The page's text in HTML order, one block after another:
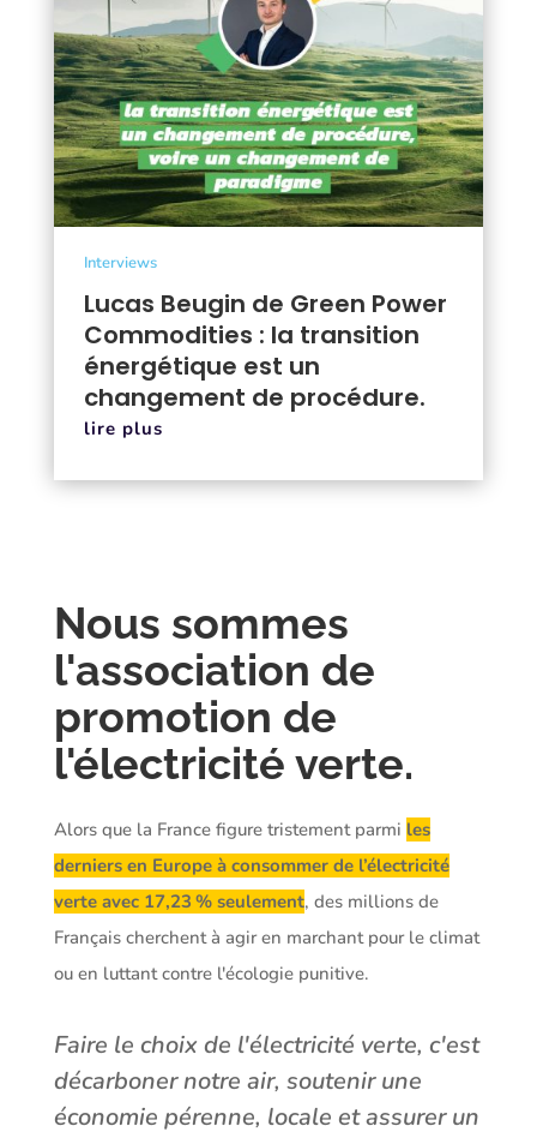
Lucas Beugin de Green Power
Commodities : la transition
énergétique est un
changement de procédure.
Interviews
lire plus
Nous sommes
l'association de
promotion de
l'électricité verte.
Alors que la France figure tristement parmi les
derniers en Europe à consommer de l’électricité
verte avec 17,23 % seulement, des millions de
Français cherchent à agir en marchant pour le climat
ou en luttant contre l'écologie punitive.
Faire le choix de l'électricité verte, c'est
décarboner notre air, soutenir une
économie pérenne, locale et assurer un